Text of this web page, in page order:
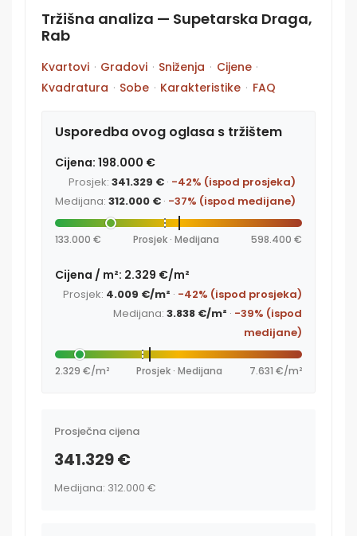
Tržišna analiza — Supetarska Draga,
Rab
Kvartovi · Gradovi · Sniženja · Cijene ·
Kvadratura · Sobe · Karakteristike · FAQ
Usporedba ovog oglasa s tržištem
Cijena: 198.000 €
Prosjek: 341.329 € · -42% (ispod prosjeka)
Medijana: 312.000 € · -37% (ispod medijane)
133.000 € Prosjek · Medijana 598.400 €
Cijena / m²: 2.329 €/m²
Prosjek: 4.009 €/m² · -42% (ispod prosjeka)
Medijana: 3.838 €/m² · -39% (ispod
medijane)
2.329 €/m² Prosjek · Medijana 7.631 €/m²
Prosječna cijena
341.329 €
Medijana: 312.000 €